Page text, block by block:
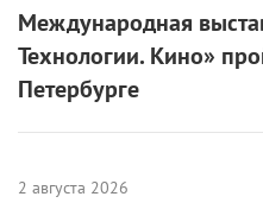
Международная
Технологии. Кино»
Петербурге
2 августа 2026